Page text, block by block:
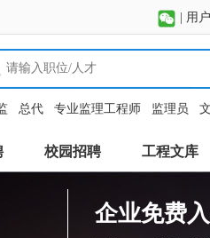
用
总代 专业监理工程师 监理员
校园招聘 工程文库
企业免费